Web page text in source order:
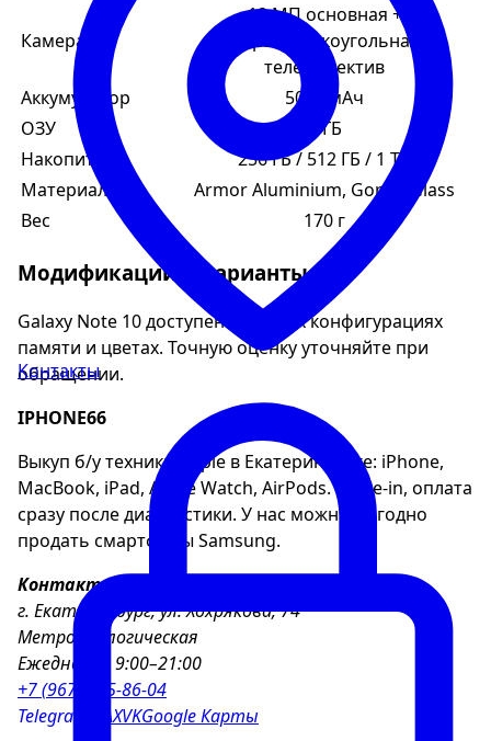
Контакты
Камера
12 МП основная +
ультраширокоугольная +
телеобъектив
Аккумулятор
5000 мАч
ОЗУ
8 ГБ
Накопитель
256 ГБ / 512 ГБ / 1 ТБ
Материалы
Armor Aluminium, Gorilla Glass
Вес
170 г
Модификации и варианты
Galaxy Note 10 доступен в разных конфигурациях
памяти и цветах. Точную оценку уточняйте при
обращении.
IPHONE66
Выкуп б/у техники Apple в Екатеринбурге: iPhone,
MacBook, iPad, Apple Watch, AirPods. Trade-in, оплата
сразу после диагностики. У нас можно выгодно
продать смартфоны Samsung.
Контакты
г. Екатеринбург, ул. Хохрякова, 74
Метро Геологическая
Ежедневно 9:00–21:00
+7 (967) 855-86-04
Telegram
MAXVKGoogle Карты